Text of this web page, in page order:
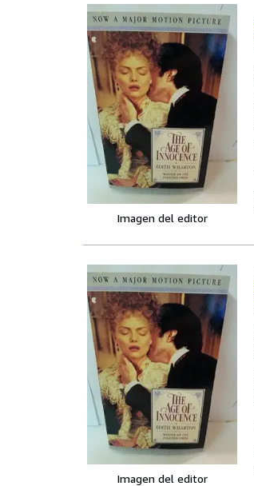
Imagen del editor
Imagen del editor